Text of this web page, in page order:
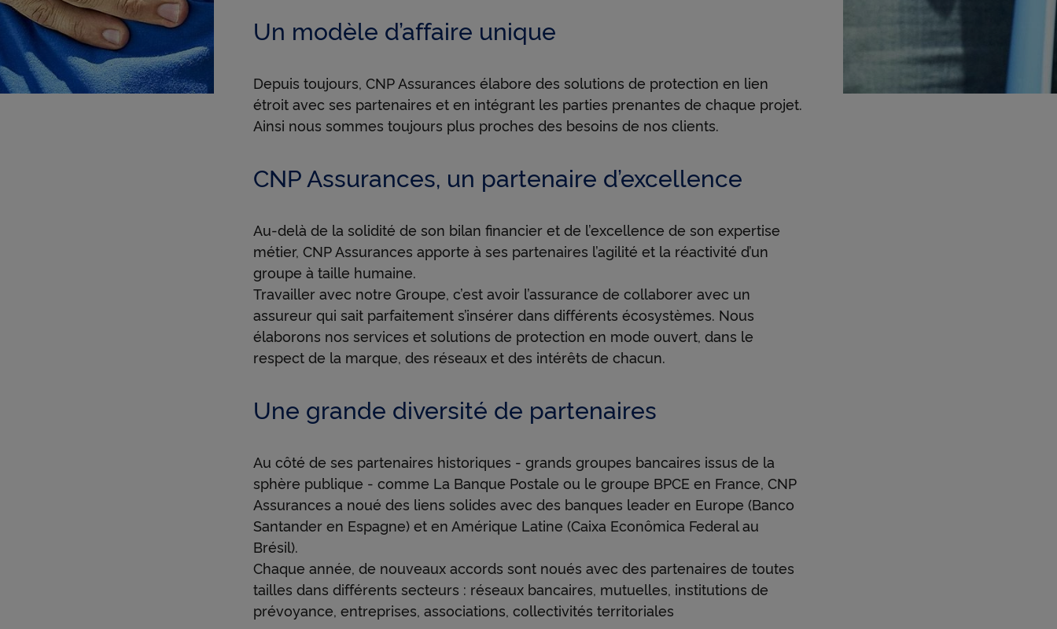
i
-
p
a
r
t
e
n
a
Un modèle d’affaire unique
Depuis toujours, CNP Assurances élabore des solutions de protection en lien
étroit avec ses partenaires et en intégrant les parties prenantes de chaque projet.
Ainsi nous sommes toujours plus proches des besoins de nos clients.
CNP Assurances, un partenaire d’excellence
Au-delà de la solidité de son bilan financier et de l’excellence de son expertise
métier, CNP Assurances apporte à ses partenaires l’agilité et la réactivité d’un
groupe à taille humaine.
Travailler avec notre Groupe, c’est avoir l’assurance de collaborer avec un
assureur qui sait parfaitement s’insérer dans différents écosystèmes. Nous
élaborons nos services et solutions de protection en mode ouvert, dans le
respect de la marque, des réseaux et des intérêts de chacun.
Une grande diversité de partenaires
Au côté de ses partenaires historiques - grands groupes bancaires issus de la
sphère publique - comme La Banque Postale ou le groupe BPCE en France, CNP
Assurances a noué des liens solides avec des banques leader en Europe (Banco
Santander en Espagne) et en Amérique Latine (Caixa Econômica Federal au
Brésil).
Chaque année, de nouveaux accords sont noués avec des partenaires de toutes
tailles dans différents secteurs : réseaux bancaires, mutuelles, institutions de
prévoyance, entreprises, associations, collectivités territoriales